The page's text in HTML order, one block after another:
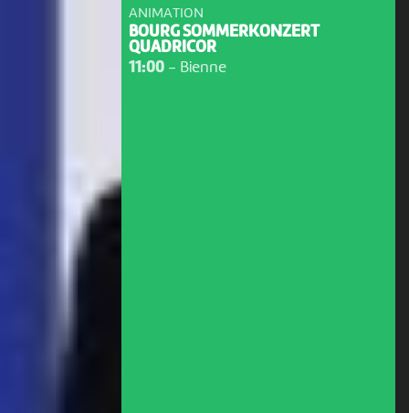
ANIMATION
BOURG SOMMERKONZERT
QUADRICOR
11:00- Bienne